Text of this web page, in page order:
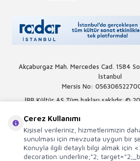
Akçaburgaz Mah. Mercedes Cad. 1584
İstanbul
Mersis No:
İBB Kültür AŞ Tüm hakları saklıdır. ©
Çerez Kullanımı
Kişisel verileriniz, hizmetlerimizin
sunulması için mevzuata uygun bir
Konuyla ilgili detaylı bilgi almak için
decoration:underline;"2;